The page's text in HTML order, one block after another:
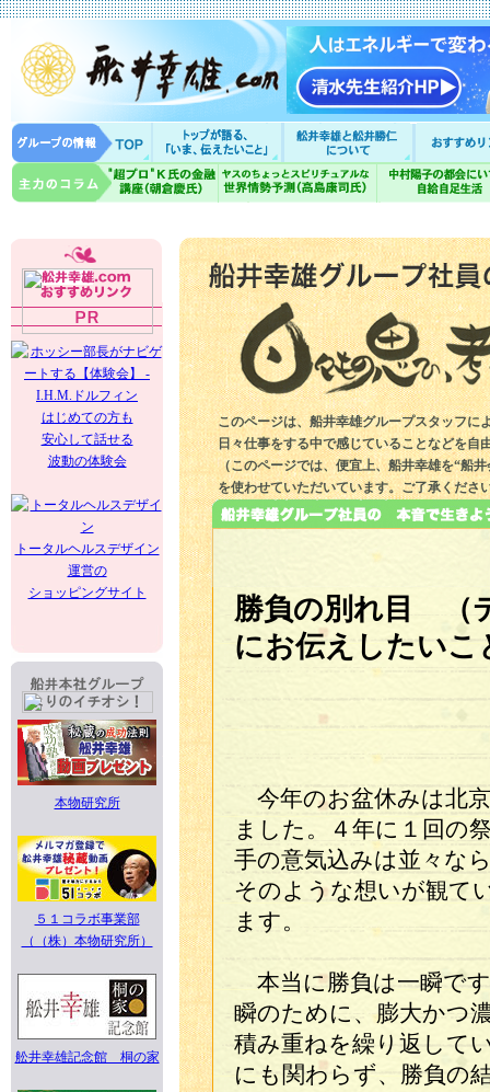
はじめての方も
安心して話せる
波動の体験会
トータルヘルスデザイン
運営の
ショッピングサイト
本物研究所
５１コラボ事業部
（（株）本物研究所）
舩井幸雄記念館 桐の家
このページは、船井幸雄グループスタッフに
日々仕事をする中で感じていることなどを自
（このページでは、便宜上、船井幸雄を“船
を使わせていただいています。ご了承くださ
勝負の別れ目 （
にお伝えしたいこ
今年のお盆休みは北
ました。４年に１回の
手の意気込みは並々な
そのような想いが観て
ます。
本当に勝負は一瞬で
瞬のために、膨大かつ
積み重ねを繰り返して
にも関わらず、勝負の